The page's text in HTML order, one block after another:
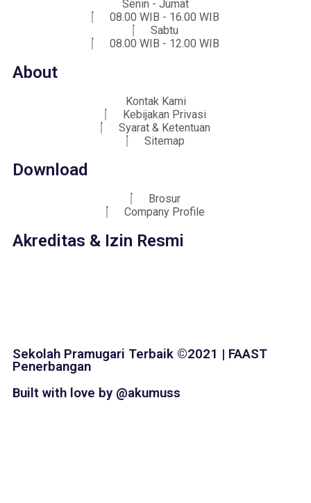
Senin - Jumat
08.00 WIB - 16.00 WIB
Sabtu
08.00 WIB - 12.00 WIB
About
Kontak Kami
Kebijakan Privasi
Syarat & Ketentuan
Sitemap
Download
Brosur
Company Profile
Akreditas & Izin Resmi
Sekolah Pramugari Terbaik ©2021 | FAAST
Penerbangan
Built with love by @akumuss